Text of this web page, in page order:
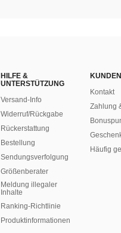
HILFE &
UNTERSTÜTZUNG
Versand-Info
Widerruf/Rückgabe
Rückerstattung
Bestellung
Sendungsverfolgung
Größenberater
Meldung illegaler
Inhalte
Ranking-Richtlinie
​Produktinformationen
Kontakt
Zahlung
Häufig